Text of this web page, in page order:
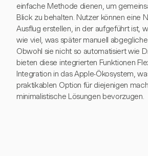
einfache Methode dienen, um
Blick zu behalten. Nutzer können eine
Ausflug erstellen, in der aufgeführt ist,
wie viel, was später manuell
Obwohl sie nicht so automatisiert wie
bieten diese integrierten Funktionen
Integration in das Apple-Ökosystem,
praktikablen Option für diejenigen
minimalistische Lösungen bevorzugen.